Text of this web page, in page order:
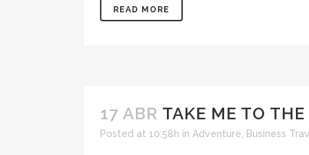
READ MORE
17 ABR TAKE ME TO THE
Posted at 10:58h in Adventure Business